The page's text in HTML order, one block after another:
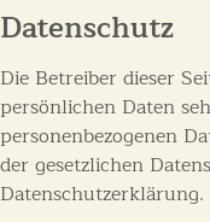
Datenschutz
Die Betreiber dieser
persönlichen Daten
personenbezogenen
der gesetzlichen
Datenschutzerklärung.